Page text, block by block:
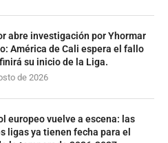
abre investigación por Yhormar
América de Cali espera el fallo
su inicio de la Liga.
de 2026
europeo vuelve a escena: las
ligas ya tienen fecha para el